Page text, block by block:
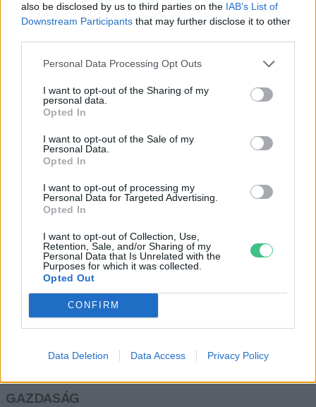
also be disclosed by us to third parties on the IAB’s List of
Downstream Participants that may further disclose it to other
Personal Data Processing Opt Outs
I want to opt-out of the Sharing of my
personal data.
Opted In
I want to opt-out of the Sale of my
Personal Data.
Opted In
I want to opt-out of processing my
Personal Data for Targeted Advertising.
Opted In
I want to opt-out of Collection, Use,
Retention, Sale, and/or Sharing of my
Personal Data that Is Unrelated with the
Purposes for which it was collected.
Opted Out
CONFIRM
Data Deletion Data Access Privacy Policy
előrejelzés
Greendex Szemle
Mandulatermesztés – Ígéretes
újdonságok
Greendex
(videóval)
Greendex
Rovatok
OTTHONUNK
HULLADÉK
GAZDASÁG